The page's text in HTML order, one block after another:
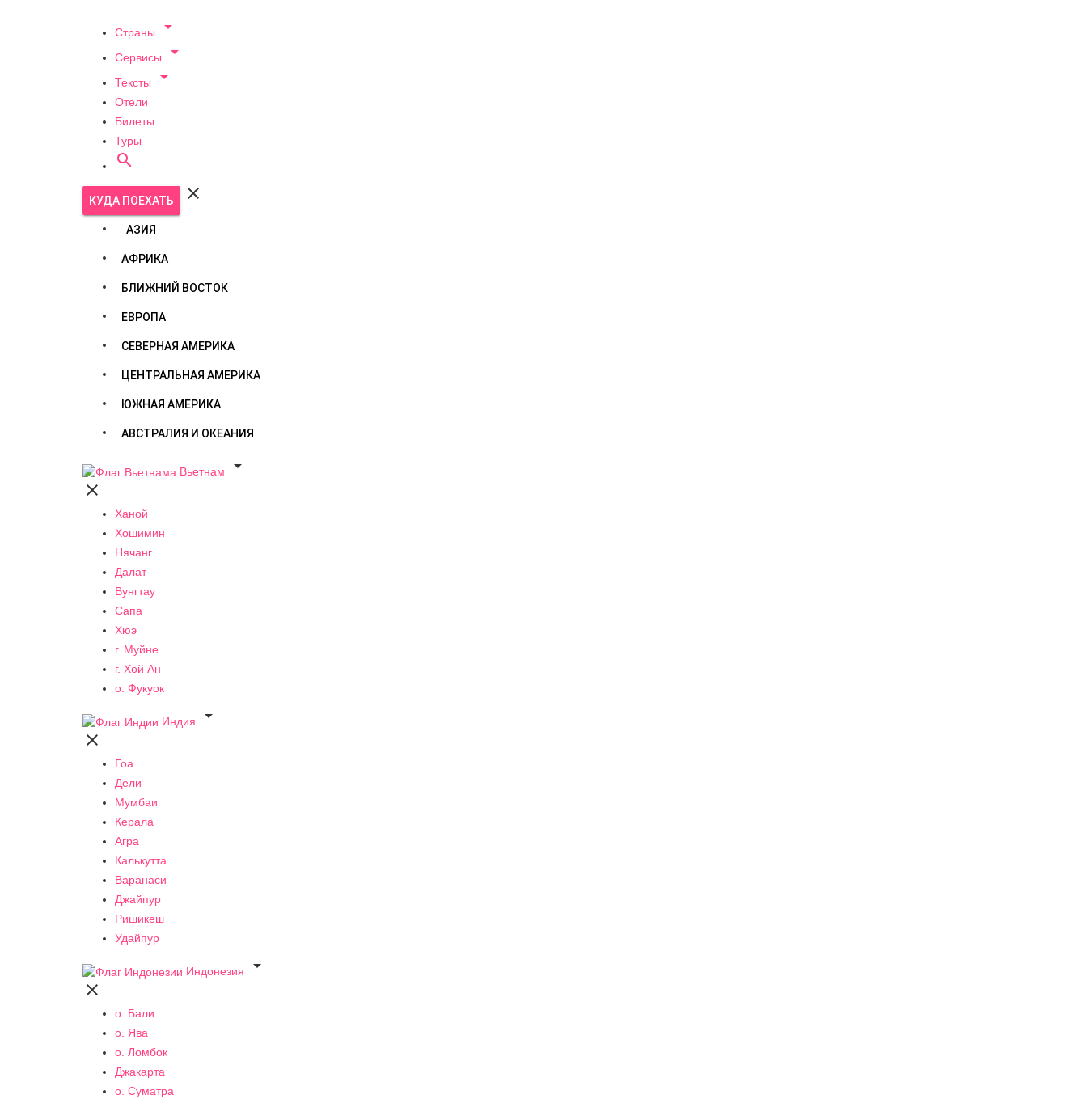
Страны 
Сервисы 
Тексты 
Отели
Билеты
Туры

КУДА ПОЕХАТЬ 
АЗИЯ
АФРИКА
БЛИЖНИЙ ВОСТОК
ЕВРОПА
СЕВЕРНАЯ АМЕРИКА
ЦЕНТРАЛЬНАЯ АМЕРИКА
ЮЖНАЯ АМЕРИКА
АВСТРАЛИЯ И ОКЕАНИЯ
Вьетнам


Ханой
Хошимин
Нячанг
Далат
Вунгтау
Сапа
Хюэ
г. Муйне
г. Хой Ан
о. Фукуок
Индия


Гоа
Дели
Мумбаи
Керала
Агра
Калькутта
Варанаси
Джайпур
Ришикеш
Удайпур
Индонезия


о. Бали
о. Ява
о. Ломбок
Джакарта
о. Суматра